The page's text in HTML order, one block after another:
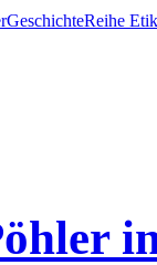
GeschichteReihe